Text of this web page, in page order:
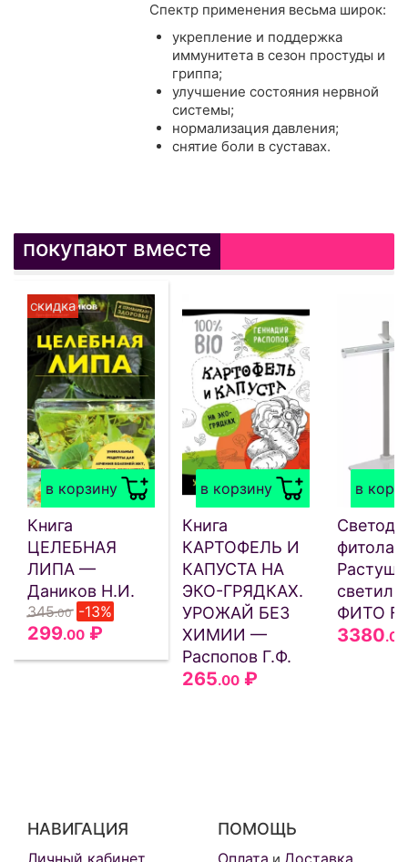
Спектр применения весьма широк:
укрепление и поддержка
иммунитета в сезон простуды и
гриппа;
улучшение состояния нервной
системы;
нормализация давления;
снятие боли в суставах.
покупают вместе
в корзину
скидка
Книга
ЦЕЛЕБНАЯ
ЛИПА —
Даников Н.И.
345.00 -13%
299.00 ₽
в корзину
Книга
КАРТОФЕЛЬ И
КАПУСТА НА
ЭКО-ГРЯДКАХ.
УРОЖАЙ БЕЗ
ХИМИИ —
Распопов Г.Ф.
265.00 ₽
в
ФИТО F1
3380.00
НАВИГАЦИЯ ПОМОЩЬ